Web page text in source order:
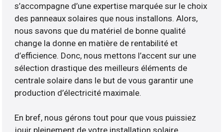
s’accompagne d’une expertise marquée sur le choix
des panneaux solaires que nous installons. Alors,
nous savons que du matériel de bonne qualité
change la donne en matière de rentabilité et
d’efficience. Donc, nous mettons l’accent sur une
sélection drastique des meilleurs éléments de
centrale solaire dans le but de vous garantir une
production d’électricité maximale.
En bref, nous gérons tout pour que vous puissiez